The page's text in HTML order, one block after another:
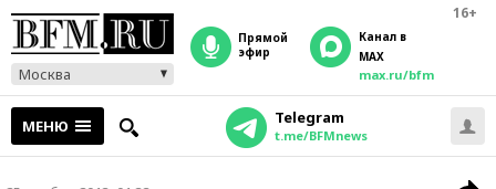
16+
Москва
прямой
эфир
Канал в
MAX
max.ru/bfm
МЕНЮ Telegram
t.me/BFMnews